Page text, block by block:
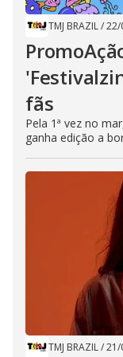
TMJ BRAZIL/22/
fãs
Pela 1ª vez no
ganha edição a
TMJ BRAZIL/21/